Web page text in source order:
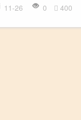
11-26 0 400